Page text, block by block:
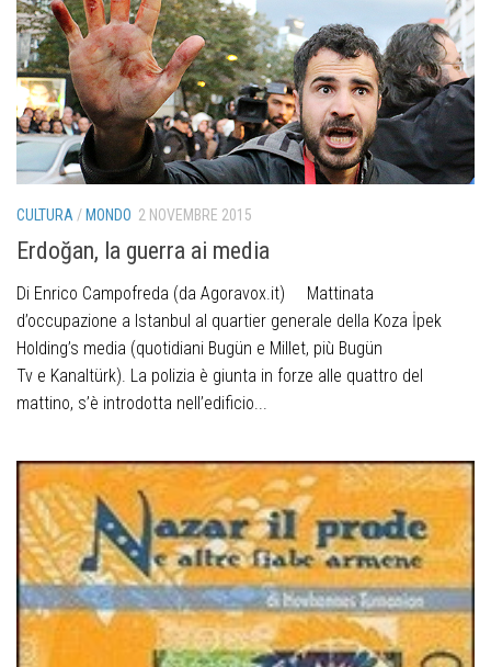
CULTURA / MONDO 2 NOVEMBRE 2015
Erdoğan, la guerra ai media
Di Enrico Campofreda (da Agoravox.it) Mattinata
d’occupazione a Istanbul al quartier generale della Koza İpek
Holding’s media (quotidiani Bugün e Millet, più Bugün
Tv e Kanaltürk). La polizia è giunta in forze alle quattro del
mattino, s’è introdotta nell’edificio...